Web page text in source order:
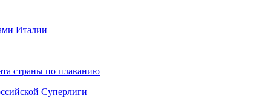
Италии
страны по плаванию
Суперлиги